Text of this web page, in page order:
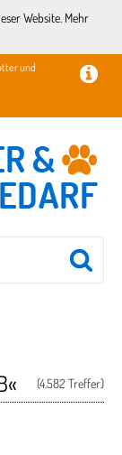
Website. Mehr
und
(4.582 Treffer)